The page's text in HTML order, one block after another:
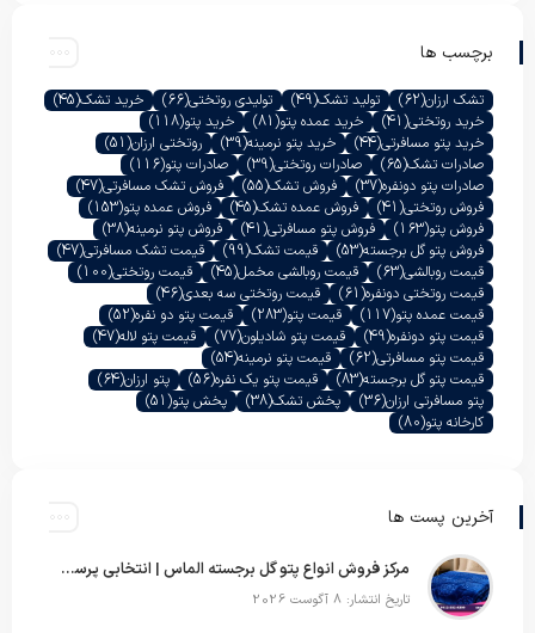
برچسب ها
تشک ارزان(62) تولید تشک(49) تولیدی روتختی(66) خرید تشک(45)
خرید روتختی(41) خرید عمده پتو(81) خرید پتو(118)
خرید پتو مسافرتی(44) خرید پتو نرمینه(39) روتختی ارزان(51)
صادرات تشک(65) صادرات روتختی(39) صادرات پتو(116)
صادرات پتو دونفره(37) فروش تشک(55) فروش تشک مسافرتی(47)
فروش روتختی(41) فروش عمده تشک(45) فروش عمده پتو(153)
فروش پتو(163) فروش پتو مسافرتی(41) فروش پتو نرمینه(38)
فروش پتو گل برجسته(53) قیمت تشک(99) قیمت تشک مسافرتی(47)
قیمت روبالشی(63) قیمت روبالشی مخمل(45) قیمت روتختی(100)
قیمت روتختی دونفره(61) قیمت روتختی سه بعدی(46)
قیمت عمده پتو(117) قیمت پتو(283) قیمت پتو دو نفره(52)
قیمت پتو دونفره(49) قیمت پتو شادیلون(77) قیمت پتو لاله(47)
قیمت پتو مسافرتی(62) قیمت پتو نرمینه(54)
قیمت پتو گل برجسته(83) قیمت پتو یک نفره(56) پتو ارزان(64)
پتو مسافرتی ارزان(36) پخش تشک(38) پخش پتو(51)
کارخانه پتو(80)
آخرین پست ها
مرکز فروش انواع پتو گل برجسته الماس | انتخابی پرسود برای عمده‌فروشان
تاریخ انتشار: 8 آگوست 2026